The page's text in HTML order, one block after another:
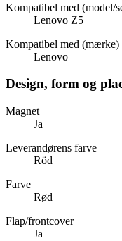
Kompatibel med (model/
Lenovo Z5
Kompatibel med (mærke)
Lenovo
Design, form og
Magnet
Ja
Leverandørens farve
Röd
Farve
Rød
Flap/frontcover
Ja